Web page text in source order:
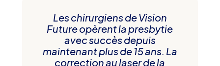
Les chirurgiens de Vision
Future opèrent la presbytie
avec succès depuis
maintenant plus de 15 ans. La
correction au laser de la